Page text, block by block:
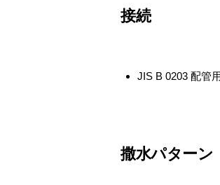
接続
JIS B 0203 配管
撒水パターン